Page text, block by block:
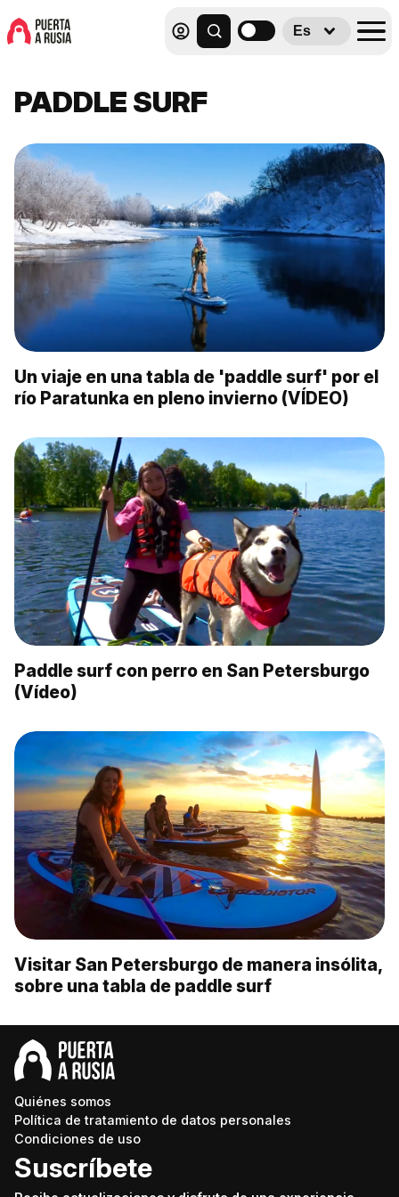
Es
PADDLE SURF
Un viaje en una tabla de 'paddle surf' por el
río Paratunka en pleno invierno (VÍDEO)
Paddle surf con perro en San Petersburgo
(Vídeo)
Visitar San Petersburgo de manera insólita,
sobre una tabla de paddle surf
Quiénes somos
Política de tratamiento de datos personales
Condiciones de uso
Suscríbete